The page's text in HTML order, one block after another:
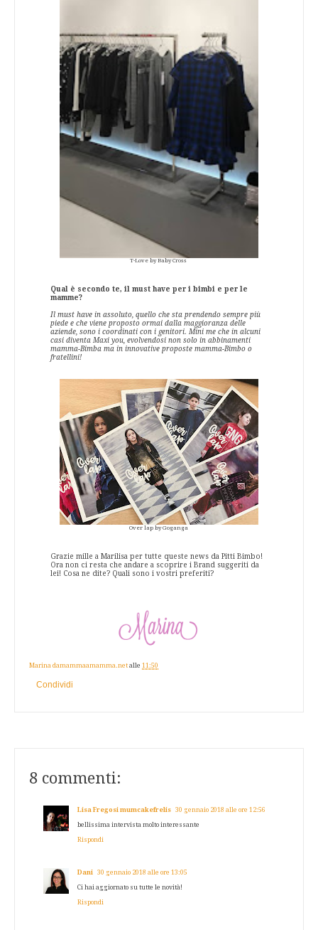
T-Love by Baby Cross
Qual è secondo te, il must have per i bimbi e per le
mamme?
Il must have in assoluto, quello che sta prendendo sempre più
piede e che viene proposto ormai dalla maggioranza delle
aziende, sono i coordinati con i genitori. Mini me che in alcuni
casi diventa Maxi you, evolvendosi non solo in abbinamenti
mamma-Bimba ma in innovative proposte mamma-Bimbo o
fratellini!
Over lap by Goganga
Grazie mille a Marilisa per tutte queste news da Pitti Bimbo!
Ora non ci resta che andare a scoprire i Brand suggeriti da
lei! Cosa ne dite? Quali sono i vostri preferiti?
Marina damammaamamma.net alle 11:50
Condividi
8 commenti:
Lisa Fregosi mumcakefrelis 30 gennaio 2018 alle ore 12:56
bellissima intervista molto interessante
Rispondi
Dani 30 gennaio 2018 alle ore 13:05
Ci hai aggiornato su tutte le novità!
Rispondi